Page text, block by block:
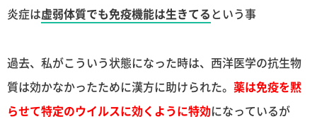
炎症は虚弱体質でも免疫機能は生きてるという事
過去、私がこういう状態になった時は、西洋医学の抗生物
質は効かなかったために漢方に助けられた。 薬は免疫を黙
らせて特定のウイルスに効くように特効になっているが